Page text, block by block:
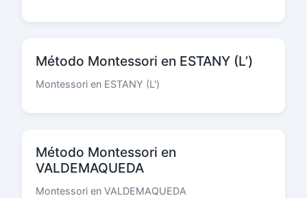
Método Montessori en ESTANY (L’)
Montessori en ESTANY (L')
Método Montessori en
VALDEMAQUEDA
Montessori en VALDEMAQUEDA